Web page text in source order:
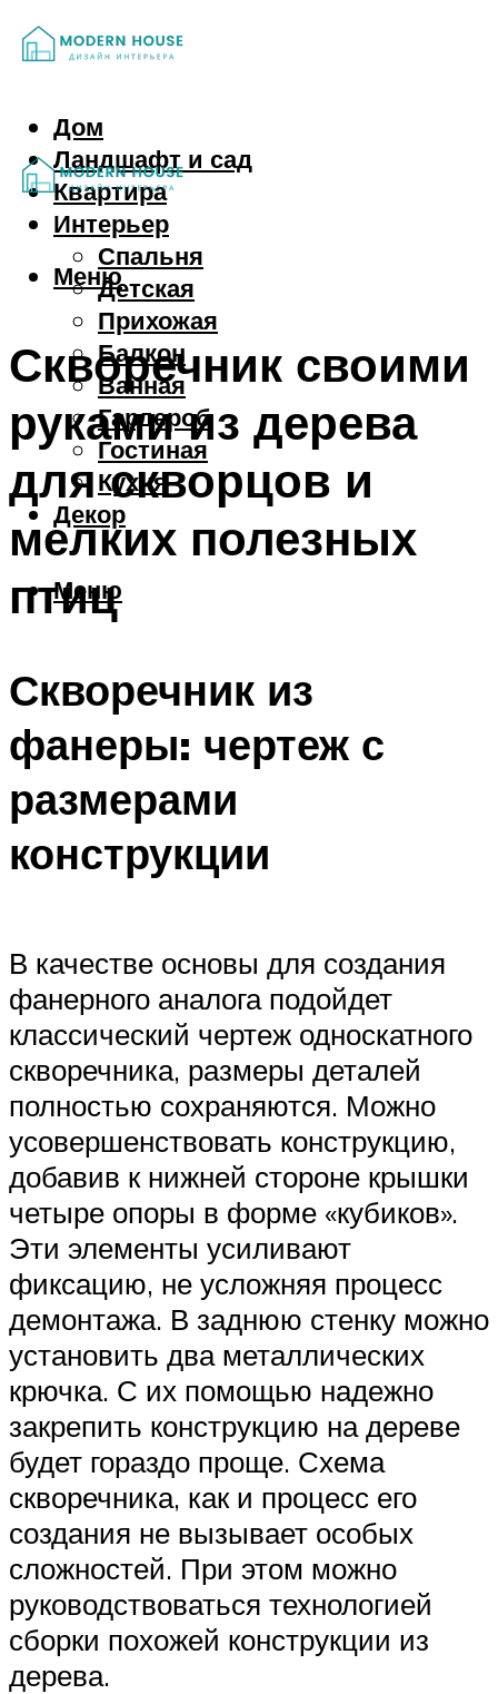
Дом
Ландшафт и сад
Квартира
Интерьер
Спальня
Детская
Прихожая
Балкон
Ванная
Гардероб
Гостиная
Кухня
Декор
Меню
Меню
Скворечник своими
руками из дерева
для скворцов и
мелких полезных
птиц
Скворечник из
фанеры: чертеж с
размерами
конструкции
В качестве основы для создания
фанерного аналога подойдет
классический чертеж односкатного
скворечника, размеры деталей
полностью сохраняются. Можно
усовершенствовать конструкцию,
добавив к нижней стороне крышки
четыре опоры в форме «кубиков».
Эти элементы усиливают
фиксацию, не усложняя процесс
демонтажа. В заднюю стенку можно
установить два металлических
крючка. С их помощью надежно
закрепить конструкцию на дереве
будет гораздо проще. Схема
скворечника, как и процесс его
создания не вызывает особых
сложностей. При этом можно
руководствоваться технологией
сборки похожей конструкции из
дерева.